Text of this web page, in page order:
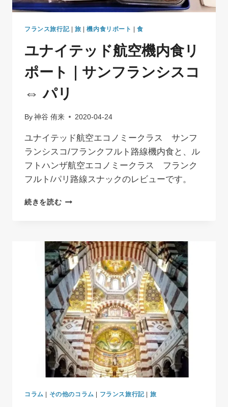
ノ
｜
の
バ
ス
ィ
ー
ユ
フランス旅行記| 旅 |機内食リポート |食
ユナイテッド航空機内食リ
ポート｜サンフランシスコ
⇔ パリ
By 神谷 侑来 2020-04-24
ユナイテッド航空エコノミークラス サンフ
ランシスコ/フランクフルト路線機内食と、ル
フトハンザ航空エコノミークラス フランク
フルト/パリ路線スナックのレビューです。
続きを読むユ
ッ
ド
航
空
機
内
食
リ
ポ
ー
ト
｜
サ
フ
コラム | その他のコラム | フランス旅行記| 旅